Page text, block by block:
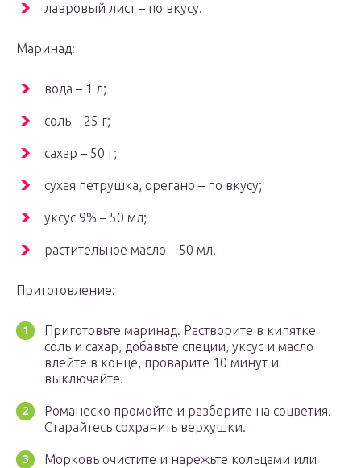
лавровый лист – по вкусу.
Маринад:
вода – 1 л;
соль – 25 г;
сахар – 50 г;
сухая петрушка, орегано – по вкусу;
уксус 9% – 50 мл;
растительное масло – 50 мл.
Приготовление:
Приготовьте маринад. Растворите в кипятке
соль и сахар, добавьте специи, уксус и масло
влейте в конце, проварите 10 минут и
выключайте.
Романеско промойте и разберите на соцветия.
Старайтесь сохранить верхушки.
Морковь очистите и нарежьте кольцами или